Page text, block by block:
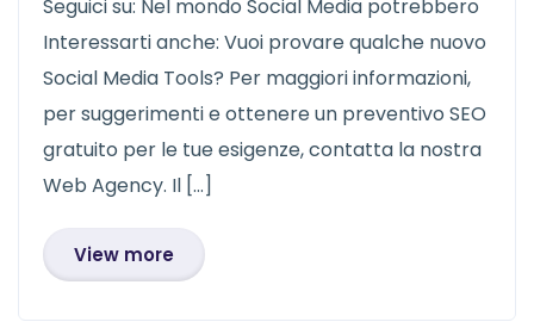
Seguici su: Nel mondo Social Media potrebbero
Interessarti anche: Vuoi provare qualche nuovo
Social Media Tools? Per maggiori informazioni,
per suggerimenti e ottenere un preventivo SEO
gratuito per le tue esigenze, contatta la nostra
Web Agency. Il […]
View more